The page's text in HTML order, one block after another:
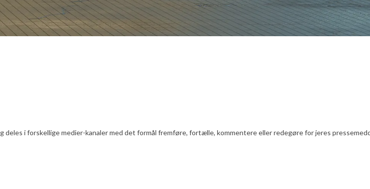
i forskellige medier-kanaler med det formål fremføre, fortælle, kommentere eller redegøre for jeres